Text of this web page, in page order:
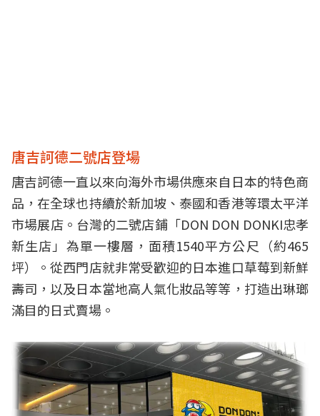
唐吉訶德二號店登場
唐吉訶德一直以來向海外市場供應來自日本的特色商
品，在全球也持續於新加坡、泰國和香港等環太平洋
市場展店。台灣的二號店鋪「DON DON DONKI忠孝
新生店」為單一樓層，面積1540平方公尺（約465
坪）。從西門店就非常受歡迎的日本進口草莓到新鮮
壽司，以及日本當地高人氣化妝品等等，打造出琳瑯
滿目的日式賣場。